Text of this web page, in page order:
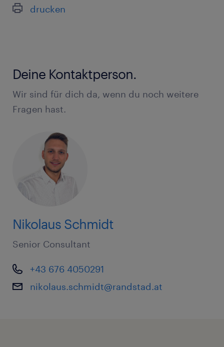
drucken
Deine Kontaktperson.
Wir sind für dich da, wenn du noch weitere
Fragen hast.
Nikolaus Schmidt
Senior Consultant
+43 676 4050291
nikolaus.schmidt@randstad.at